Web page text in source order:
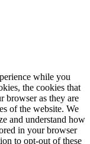
while you
the cookies that
browser as they are
of the website. We
and understand how
in your browser
to opt-out of these